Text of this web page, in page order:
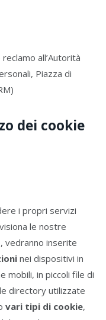
all’Autorità
Piazza di
dei cookie
i propri servizi
le nostre
vedranno inserite
nei dispositivi in
mobili, in piccoli file di
directory utilizzate
vari tipi di cookie,